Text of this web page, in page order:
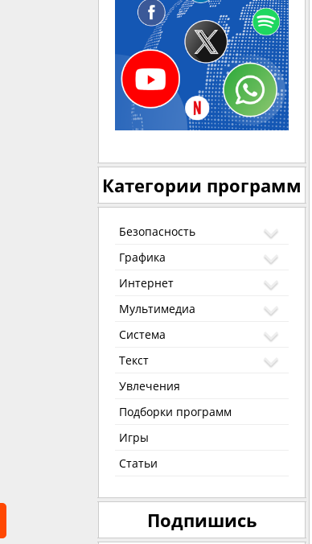
Категории программ
Безопасность
Графика
Интернет
Мультимедиа
Система
Текст
Увлечения
Подборки программ
Игры
Статьи
Подпишись